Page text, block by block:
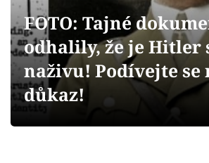
Videa
Sledujte prima+
FOTO: Tajné
odhalily, že je Hitler
naživu! Podívejte se
důkaz!